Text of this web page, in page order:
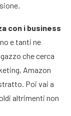
con i business
e tanti ne
che cerca
Amazon
Poi vai a
altrimenti non